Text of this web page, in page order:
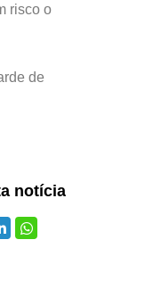
risco o
de
notícia